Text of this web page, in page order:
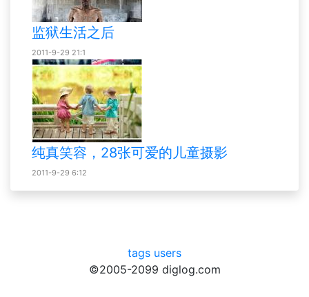
监狱生活之后
2011-9-29 21:1
纯真笑容，28张可爱的儿童摄影
2011-9-29 6:12
tags users
©2005-2099 diglog.com